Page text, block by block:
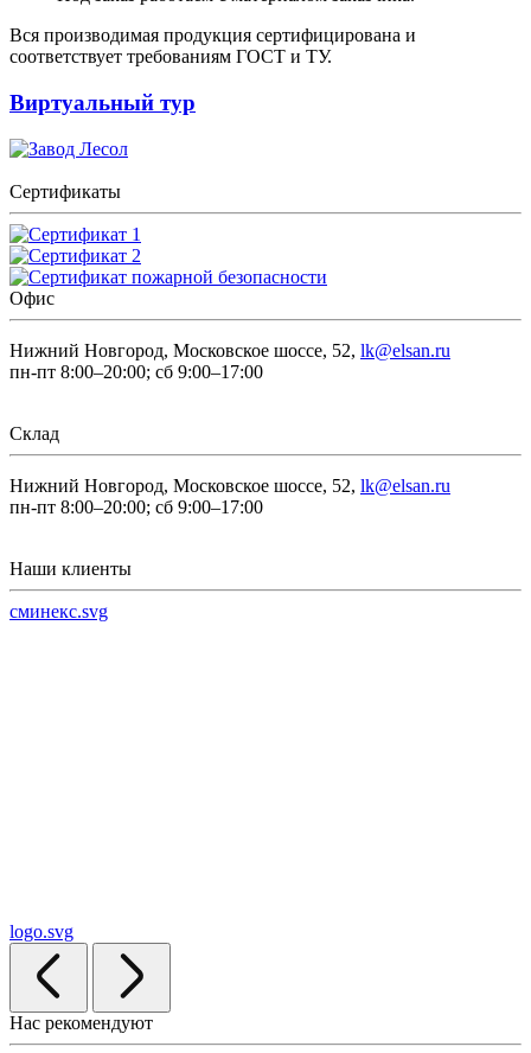
Вся производимая продукция сертифицирована и
соответствует требованиям ГОСТ и ТУ.
Виртуальный тур
Сертификаты
Офис
Нижний Новгород, Московское шоссе, 52, lk@elsan.ru
пн-пт 8:00–20:00; сб 9:00–17:00
Склад
Нижний Новгород, Московское шоссе, 52, lk@elsan.ru
пн-пт 8:00–20:00; сб 9:00–17:00
Наши клиенты
сминекс.svg
logo.svg
Нас рекомендуют